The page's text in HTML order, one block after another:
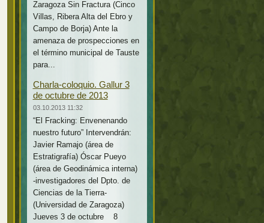
Zaragoza Sin Fractura (Cinco
Villas, Ribera Alta del Ebro y
Campo de Borja) Ante la
amenaza de prospecciones en
el término municipal de Tauste
para...
Charla-coloquio. Gallur 3
de octubre de 2013
03.10.2013 11:32
“El Fracking: Envenenando
nuestro futuro” Intervendrán:
Javier Ramajo (área de
Estratigrafía) Óscar Pueyo
(área de Geodinámica interna)
-investigadores del Dpto. de
Ciencias de la Tierra-
(Universidad de Zaragoza)
Jueves 3 de octubre 8